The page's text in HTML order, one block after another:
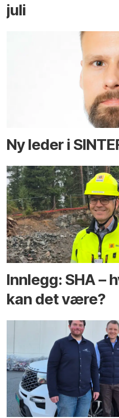
juli
Ny leder i
Innlegg: SHA –
kan det være?